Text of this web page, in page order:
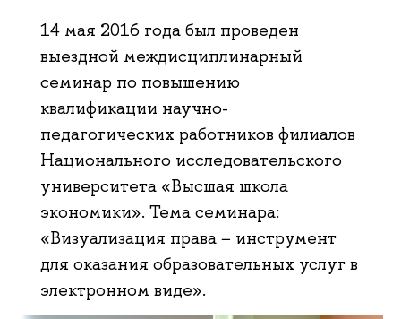
14 мая 2016 года был проведен
выездной междисциплинарный
семинар по повышению
квалификации научно-
педагогических работников филиалов
Национального исследовательского
университета «Высшая школа
экономики». Тема семинара:
«Визуализация права − инструмент
для оказания образовательных услуг в
электронном виде».